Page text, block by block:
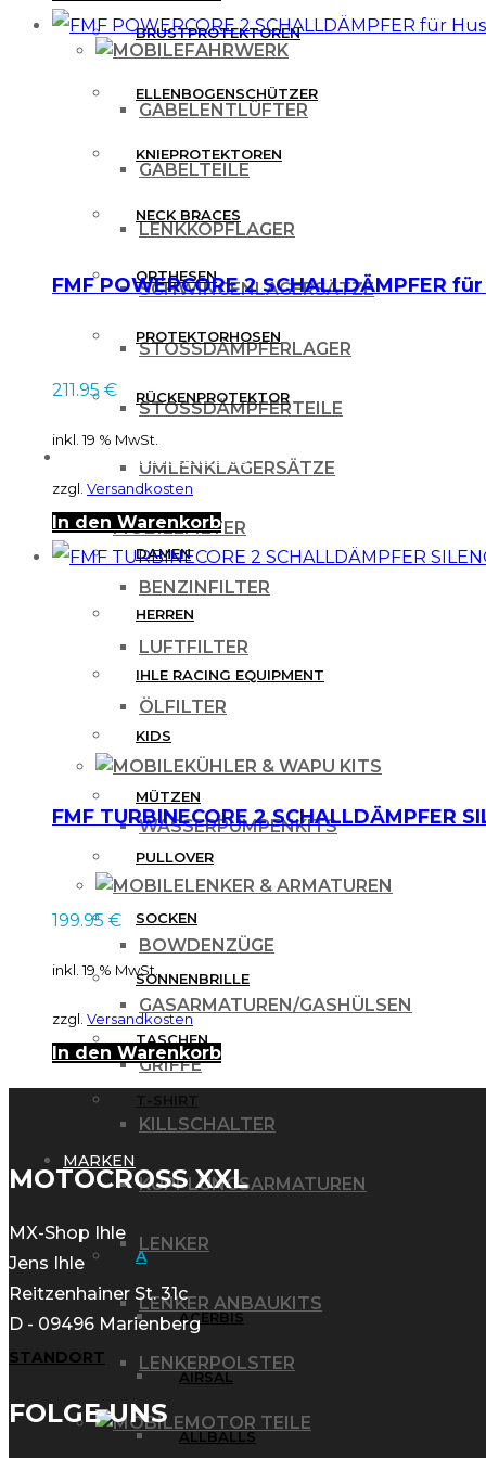
FAHRWERK
GABELENTLÜFTER
GABELTEILE
LENKKOPFLAGER
SCHWINGENLAGERSÄTZE
STOSSDÄMPFERLAGER
STOSSDÄMPFERTEILE
UMLENKLAGERSÄTZE
FILTER
BENZINFILTER
LUFTFILTER
ÖLFILTER
KÜHLER & WAPU KITS
WASSERPUMPENKITS
LENKER & ARMATUREN
BOWDENZÜGE
GASARMATUREN/GASHÜLSEN
GRIFFE
KILLSCHALTER
KUPPLUNGSARMATUREN
LENKER
LENKER ANBAUKITS
LENKERPOLSTER
MOTOR TEILE
BRUSTPROTEKTOREN
ELLENBOGENSCHÜTZER
KNIEPROTEKTOREN
NECK BRACES
ORTHESEN
PROTEKTORHOSEN
RÜCKENPROTEKTOR
FREIZEITBEKLEIDUNG
DAMEN
HERREN
IHLE RACING EQUIPMENT
KIDS
MÜTZEN
PULLOVER
SOCKEN
SONNENBRILLE
TASCHEN
T-SHIRT
MARKEN
A
ACERBIS
AIRSAL
ALLBALLS
FMF POWERCORE 2 SCHALLDÄMPFER
211.95 €
inkl. 19 % MwSt.
zzgl. Versandkosten
In den Warenkorb
FMF TURBINECORE 2 SCHALLDÄMPFER
199.95 €
inkl. 19 % MwSt.
zzgl. Versandkosten
In den Warenkorb
MOTOCROSS XXL
MX-Shop Ihle
Jens Ihle
Reitzenhainer St. 31c
D - 09496 Marienberg
STANDORT
FOLGE UNS